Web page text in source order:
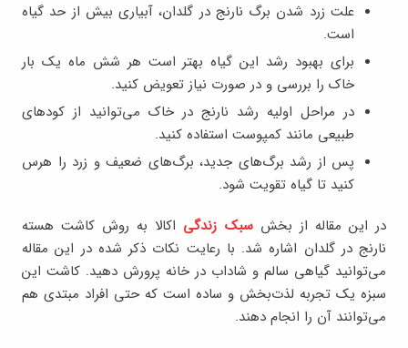
علت زرد شدن برگ نارنج در گلدان، آبیاری بیش از حد گیاه
است.
برای بهبود رشد این گیاه بهتر است هر شش ماه یک ‌بار
خاک را بررسی و در صورت نیاز تعویض کنید.
در مراحل اولیه رشد نارنج در خاک می‌توانید از کودهای
طبیعی مانند کمپوست استفاده کنید.
پس از رشد برگ‌های جدید، برگ‌های ضعیف و زرد را هرس
کنید تا گیاه تقویت شود.
در این مقاله از بخش سبک زندگی اکالا به روش کاشت هسته
نارنج در گلدان اشاره شد. با رعایت نکات ذکر شده در این مقاله
می‌توانید گیاهی سالم و شاداب در خانه پرورش دهید. کاشت این
سبزه یک تجربه لذت‌بخش و ساده است که حتی افراد مبتدی هم
می‌توانند آن را انجام دهند.